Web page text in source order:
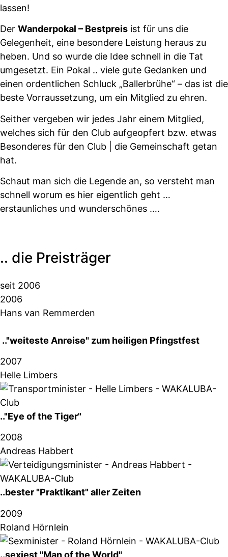
lassen!
Der Wanderpokal – Bestpreis ist für uns die
Gelegenheit, eine besondere Leistung heraus zu
heben. Und so wurde die Idee schnell in die Tat
umgesetzt. Ein Pokal .. viele gute Gedanken und
einen ordentlichen Schluck „Ballerbrühe“ – das ist die
beste Vorraussetzung, um ein Mitglied zu ehren.
Seither vergeben wir jedes Jahr einem Mitglied,
welches sich für den Club aufgeopfert bzw. etwas
Besonderes für den Club | die Gemeinschaft getan
hat.
Schaut man sich die Legende an, so versteht man
schnell worum es hier eigentlich geht …
erstaunliches und wunderschönes ….
.. die Preisträger
seit 2006
2006
Hans van Remmerden
.."weiteste Anreise" zum heiligen Pfingstfest
2007
Helle Limbers
.."Eye of the Tiger"
2008
Andreas Habbert
..bester "Praktikant" aller Zeiten
2009
Roland Hörnlein
..sexiest "Man of the World"